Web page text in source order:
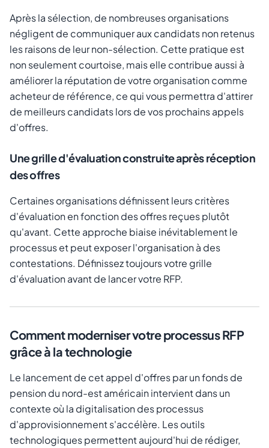
Après la sélection, de nombreuses organisations
négligent de communiquer aux candidats non retenus
les raisons de leur non-sélection. Cette pratique est
non seulement courtoise, mais elle contribue aussi à
améliorer la réputation de votre organisation comme
acheteur de référence, ce qui vous permettra d'attirer
de meilleurs candidats lors de vos prochains appels
d'offres.
Une grille d'évaluation construite après réception
des offres
Certaines organisations définissent leurs critères
d'évaluation en fonction des offres reçues plutôt
qu'avant. Cette approche biaise inévitablement le
processus et peut exposer l'organisation à des
contestations. Définissez toujours votre grille
d'évaluation avant de lancer votre RFP.
Comment moderniser votre processus RFP
grâce à la technologie
Le lancement de cet appel d'offres par un fonds de
pension du nord-est américain intervient dans un
contexte où la digitalisation des processus
d'approvisionnement s'accélère. Les outils
technologiques permettent aujourd'hui de rédiger,